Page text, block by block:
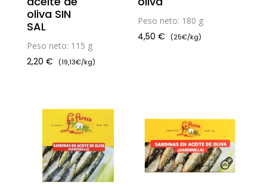
oliva SIN
SAL
Peso neto: 115 g
2,20 € (19,13€/kg)
Peso neto: 180 g
4,50€ (25€/kg)